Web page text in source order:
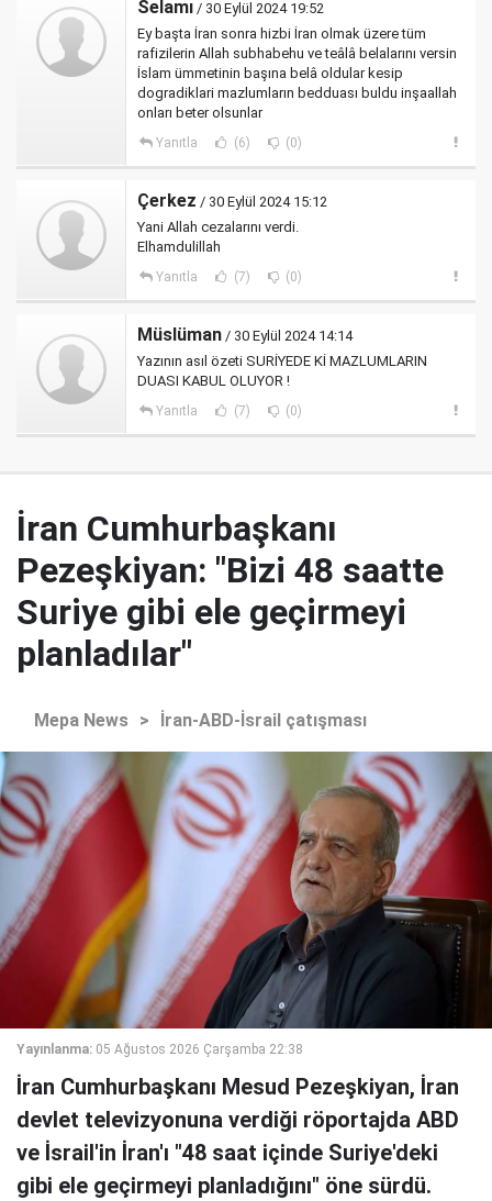
Selamı / 30 Eylül 2024 19:52
Ey başta İran sonra hizbi İran olmak üzere tüm
rafizilerin Allah subhabehu ve teâlâ belalarını versin
İslam ümmetinin başına belâ oldular kesip
dogradiklari mazlumların bedduası buldu inşaallah
onları beter olsunlar
Yanıtla (6) (0)
Çerkez / 30 Eylül 2024 15:12
Yani Allah cezalarını verdi.
Elhamdulillah
Yanıtla (7) (0)
Müslüman / 30 Eylül 2024 14:14
Yazının asıl özeti SURİYEDE Kİ MAZLUMLARIN
DUASI KABUL OLUYOR !
Yanıtla (7) (0)
İran Cumhurbaşkanı
Pezeşkiyan: "Bizi 48 saatte
Suriye gibi ele geçirmeyi
planladılar"
Mepa News > İran-ABD-İsrail çatışması
Yayınlanma: 05 Ağustos 2026 Çarşamba 22:38
İran Cumhurbaşkanı Mesud Pezeşkiyan, İran
devlet televizyonuna verdiği röportajda ABD
ve İsrail'in İran'ı "48 saat içinde Suriye'deki
gibi ele geçirmeyi planladığını" öne sürdü.